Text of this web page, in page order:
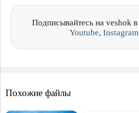
Подписывайтесь на veshok в
Youtube, Instagram
Похожие файлы